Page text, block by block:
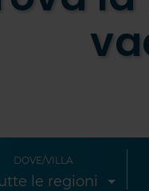
DOVE/VILLA